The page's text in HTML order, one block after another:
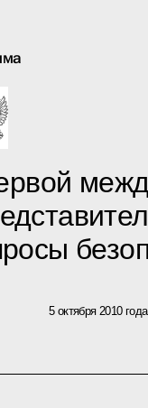
5 октября 2010 года